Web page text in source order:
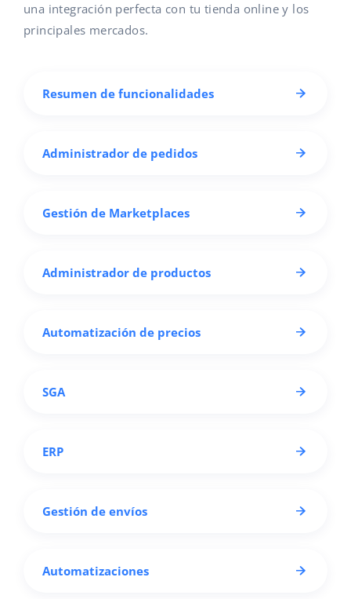
una integración perfecta con tu tienda online y los
principales mercados.
Resumen de funcionalidades
Administrador de pedidos
Gestión de Marketplaces
Administrador de productos
Automatización de precios
SGA
ERP
Gestión de envíos
Automatizaciones